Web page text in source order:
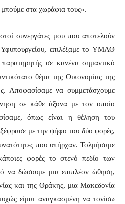
στα χωράφια τους».
συνεργάτες μου που αποτελούν
επιλέξαμε το ΥΜΑΘ
σε κανένα σημαντικό
θέμα της Οικονομίας της
Αποφασίσαμε να συμμετάσχουμε
σε κάθε άξονα με τον οποίο
όπως είναι η θέληση του
με την ψήφο του δύο φορές,
που υπήρχαν. Τολμήσαμε
φορές το στενό πεδίο των
να δώσουμε μια επιπλέον ώθηση,
και της Θράκης, μια Μακεδονία
είμαι αναγκασμένη να τονίσω